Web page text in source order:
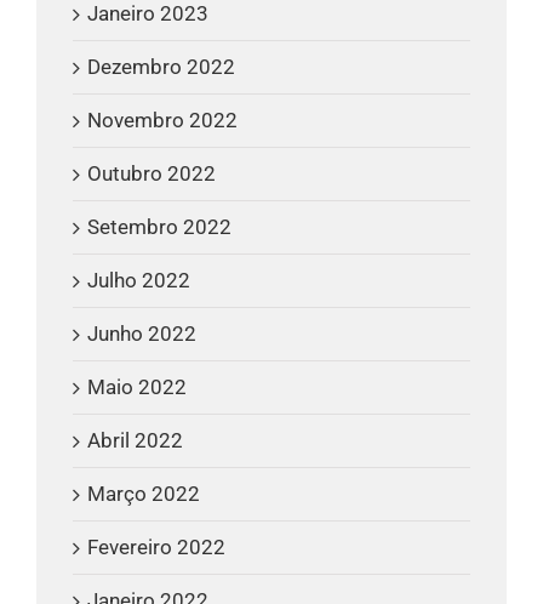
Janeiro 2023
Dezembro 2022
Novembro 2022
Outubro 2022
Setembro 2022
Julho 2022
Junho 2022
Maio 2022
Abril 2022
Março 2022
Fevereiro 2022